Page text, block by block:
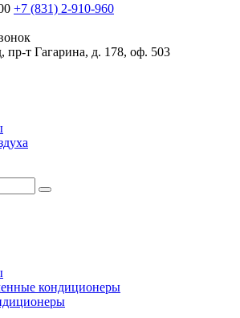
+7 (831) 2-910-960
т Гагарина, д. 178, оф. 503
кондиционеры